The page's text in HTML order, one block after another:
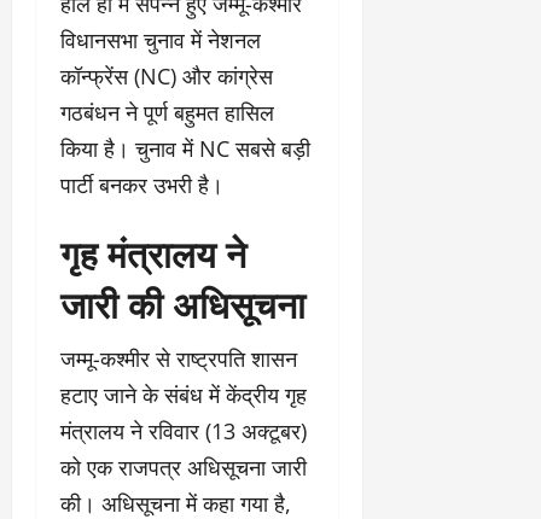
विधानसभा चुनाव में नेशनल
कॉन्फ्रेंस (NC) और कांग्रेस
गठबंधन ने पूर्ण बहुमत हासिल
किया है। चुनाव में NC सबसे बड़ी
पार्टी बनकर उभरी है।
गृह मंत्रालय ने
जारी की अधिसूचना
जम्मू-कश्मीर से राष्ट्रपति शासन
हटाए जाने के संबंध में केंद्रीय गृह
मंत्रालय ने रविवार (13 अक्टूबर)
को एक राजपत्र अधिसूचना जारी
की। अधिसूचना में कहा गया है,